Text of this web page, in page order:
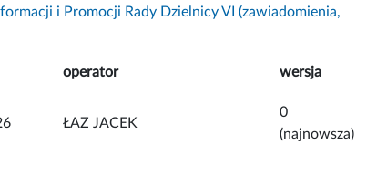
i Promocji Rady Dzielnicy VI (zawiadomienia,
operator wersja
ŁAZ JACEK
0
(najnowsza)